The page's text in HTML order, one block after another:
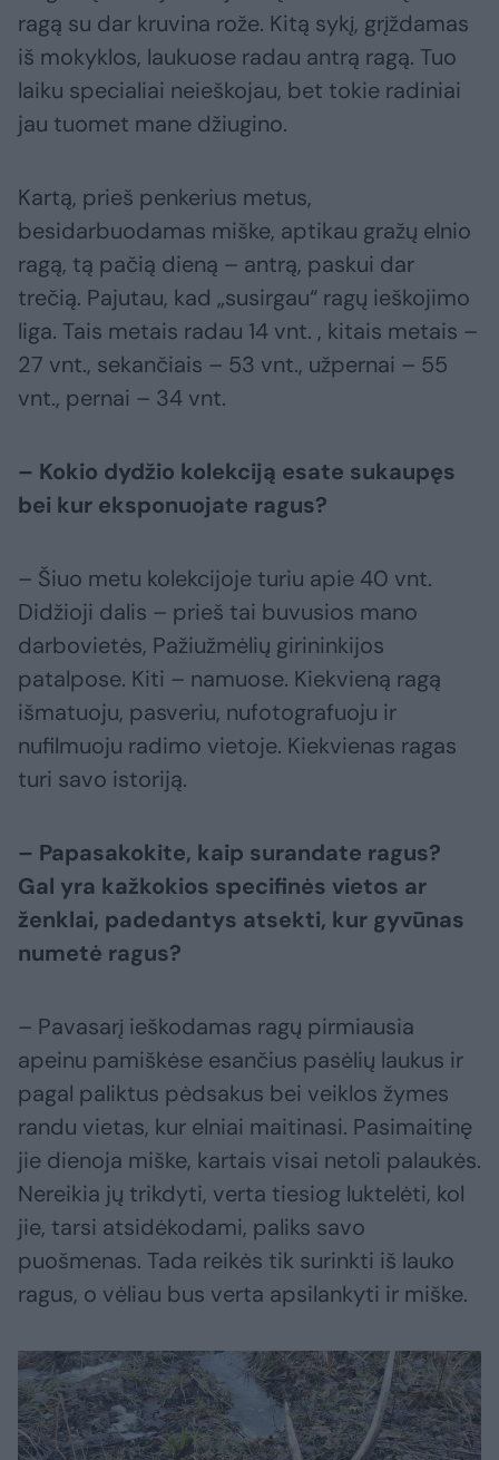
ragą su dar kruvina rože. Kitą sykį, grįždamas
iš mokyklos, laukuose radau antrą ragą. Tuo
laiku specialiai neieškojau, bet tokie radiniai
jau tuomet mane džiugino.
Kartą, prieš penkerius metus,
besidarbuodamas miške, aptikau gražų elnio
ragą, tą pačią dieną – antrą, paskui dar
trečią. Pajutau, kad „susirgau“ ragų ieškojimo
liga. Tais metais radau 14 vnt. , kitais metais –
27 vnt., sekančiais – 53 vnt., užpernai – 55
vnt., pernai – 34 vnt.
– Kokio dydžio kolekciją esate sukaupęs
bei kur eksponuojate ragus?
– Šiuo metu kolekcijoje turiu apie 40 vnt.
Didžioji dalis – prieš tai buvusios mano
darbovietės, Pažiužmėlių girininkijos
patalpose. Kiti – namuose. Kiekvieną ragą
išmatuoju, pasveriu, nufotografuoju ir
nufilmuoju radimo vietoje. Kiekvienas ragas
turi savo istoriją.
– Papasakokite, kaip surandate ragus?
Gal yra kažkokios specifinės vietos ar
ženklai, padedantys atsekti, kur gyvūnas
numetė ragus?
– Pavasarį ieškodamas ragų pirmiausia
apeinu pamiškėse esančius pasėlių laukus ir
pagal paliktus pėdsakus bei veiklos žymes
randu vietas, kur elniai maitinasi. Pasimaitinę
jie dienoja miške, kartais visai netoli palaukės.
Nereikia jų trikdyti, verta tiesiog luktelėti, kol
jie, tarsi atsidėkodami, paliks savo
puošmenas. Tada reikės tik surinkti iš lauko
ragus, o vėliau bus verta apsilankyti ir miške.